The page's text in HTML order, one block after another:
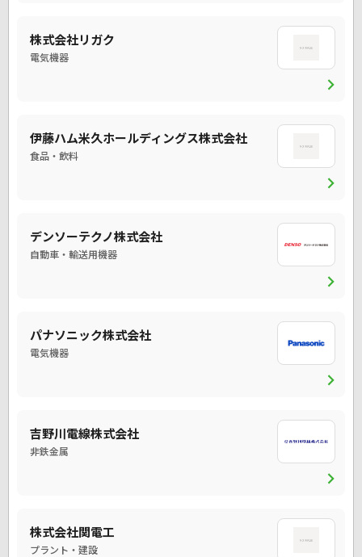
株式会社リガク
電気機器
chevron_right
伊藤ハム米久ホールディングス株式会社
食品・飲料
chevron_right
デンソーテクノ株式会社
自動車・輸送用機器
chevron_right
パナソニック株式会社
電気機器
chevron_right
吉野川電線株式会社
非鉄金属
chevron_right
株式会社関電工
プラント・建設